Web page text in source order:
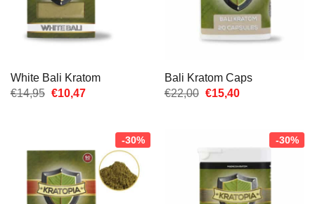
White Bali Kratom
€14,95 Oorspronkelijke
€10,47Huidige
Bali Kratom Caps
€22,00 Oorspronkelijke
€15,40Huidige
-30% -30%